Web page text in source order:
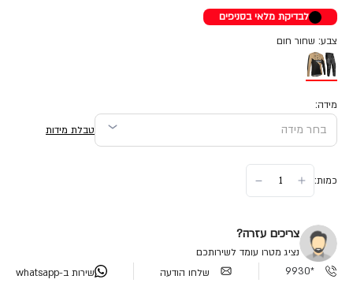
לבדיקת מלאי בסניפים
צבע: שחור חום
מידה:
טבלת מידות
כמות:
צריכים עזרה?
נציג מטרו עומד לשירותכם
*9930
שלחו הודעה שירות ב-whatsapp